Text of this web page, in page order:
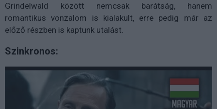
Grindelwald között nemcsak barátság, hanem
romantikus vonzalom is kialakult, erre pedig már az
előző részben is kaptunk utalást.
Szinkronos: